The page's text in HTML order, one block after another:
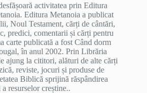
activitatea prin Editura
Editura Metanoia a publicat
Noul Testament, cărți de cântări,
predici, comentarii și cărți pentru
carte publicată a fost Când dorm
în anul 2002. Prin Librăria
ajung la cititori, alături de alte cărți
reviste, jocuri și produse de
Biblică sprijină răspândirea
resurselor creștine..